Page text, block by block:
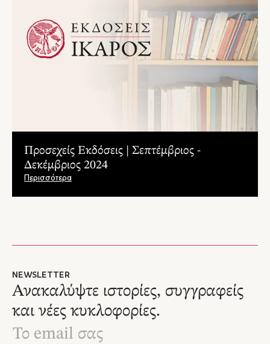
Προσεχείς Εκδόσεις | Σεπτέμβριος -
Δεκέμβριος 2024
Περισσότερα
NEWSLETTER
Ανακαλύψτε ιστορίες, συγγραφείς
και νέες κυκλοφορίες.